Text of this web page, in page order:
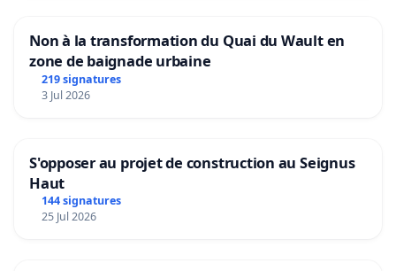
Non à la transformation du Quai du Wault en
zone de baignade urbaine
219 signatures
3 Jul 2026
S'opposer au projet de construction au Seignus
Haut
144 signatures
25 Jul 2026